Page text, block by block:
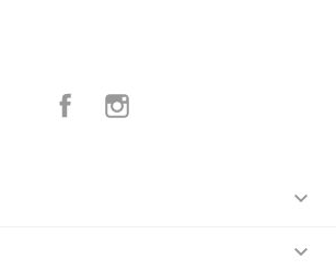
Facebook

